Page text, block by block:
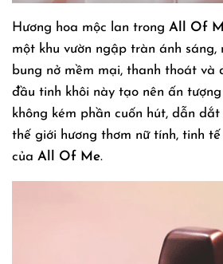
Hương hoa mộc lan trong All Of
một khu vườn ngập tràn ánh sáng,
bung nở mềm mại, thanh thoát và
đầu tinh khôi này tạo nên ấn
không kém phần cuốn hút, dẫn
thế giới hương thơm nữ tính, tinh
của All Of Me.